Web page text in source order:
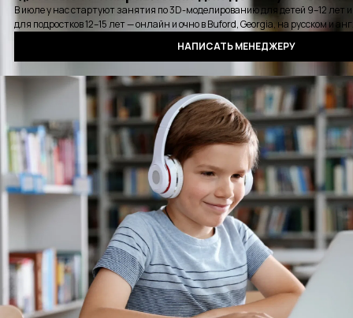
Карьерная консультация
Выбрать удобное время для звонка
СтажировкиДетские курсыБлогСобытия
Отзывы Выпускники
КонтактыОплатаСертификатВопросы и ответы
Аудиокнига QAПолитика конфиденциальности
©2016 - 2025 PASV. All rights reserved.